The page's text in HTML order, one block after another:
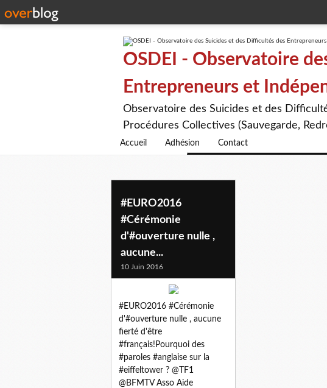
OSDEI - Observatoire
Entrepreneurs et
Observatoire des Suicides et des
Procédures Collectives (Sauvegarde,
Accueil Adhésion Contact
ceremonie
#EURO2016
#Cérémonie
d'#ouverture nulle ,
aucune...
10 Juin 2016
#EURO2016 #Cérémonie
d'#ouverture nulle , aucune
fierté d'être
#français!Pourquoi des
#paroles #anglaise sur la
#eiffeltower ? @TF1
@BFMTV Asso Aide